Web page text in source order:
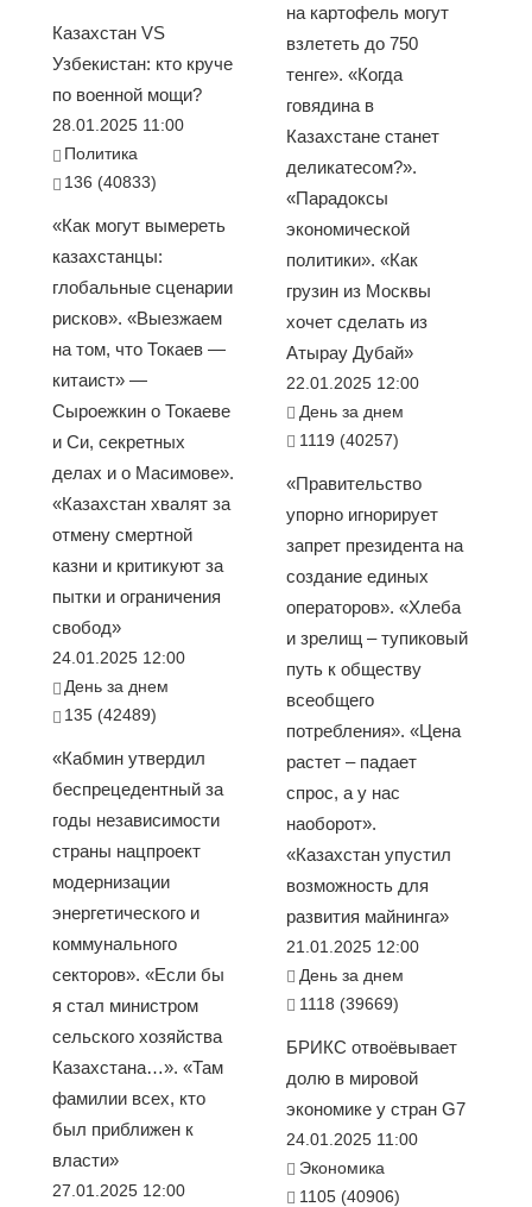
Казахстан VS
Узбекистан: кто круче
по военной мощи?
28.01.2025 11:00
Политика
136 (40833)
«Как могут вымереть
казахстанцы:
глобальные сценарии
рисков». «Выезжаем
на том, что Токаев —
китаист» —
Сыроежкин о Токаеве
и Си, секретных
делах и о Масимове».
«Казахстан хвалят за
отмену смертной
казни и критикуют за
пытки и ограничения
свобод»
24.01.2025 12:00
День за днем
135 (42489)
«Кабмин утвердил
беспрецедентный за
годы независимости
страны нацпроект
модернизации
энергетического и
коммунального
секторов». «Если бы
я стал министром
сельского хозяйства
Казахстана…». «Там
фамилии всех, кто
был приближен к
власти»
27.01.2025 12:00
на картофель могут
взлететь до 750
тенге». «Когда
говядина в
Казахстане станет
деликатесом?».
«Парадоксы
экономической
политики». «Как
грузин из Москвы
хочет сделать из
Атырау Дубай»
22.01.2025 12:00
День за днем
1119 (40257)
«Правительство
упорно игнорирует
запрет президента на
создание единых
операторов». «Хлеба
и зрелищ – тупиковый
путь к обществу
всеобщего
потребления». «Цена
растет – падает
спрос, а у нас
наоборот».
«Казахстан упустил
возможность для
развития майнинга»
21.01.2025 12:00
День за днем
1118 (39669)
БРИКС отвоёвывает
долю в мировой
экономике у стран G7
24.01.2025 11:00
Экономика
1105 (40906)